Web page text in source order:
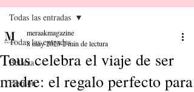
Todas las entradas
Belleza
Fashion
Todas las entradas
Tous celebra el viaje de ser
madre: el regalo perfecto para
meraakmagazine
8 may 20252 min de lectura